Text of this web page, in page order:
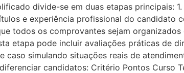
divide-se em duas etapas principais:
e experiência profissional do candidato
todos os comprovantes sejam organizados
etapa pode incluir avaliações práticas de
simulando situações reais de
candidatos: Critério Pontos Curso